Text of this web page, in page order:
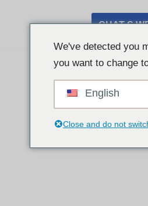
CHAT S
We've detected you
you want to change
English
Close and do not